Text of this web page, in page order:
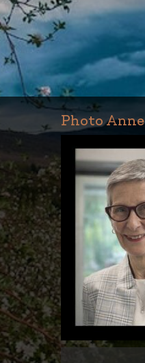
Photo Anne